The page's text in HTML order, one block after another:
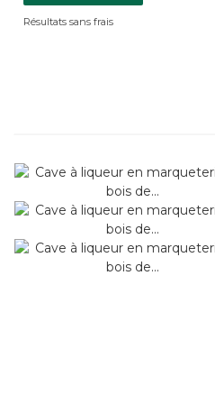
Résultats sans frais